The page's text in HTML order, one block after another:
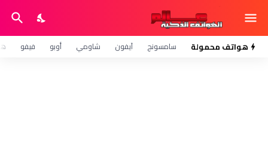
هواتف محمولة سامسونج آيفون شاومي أوبو فيفو